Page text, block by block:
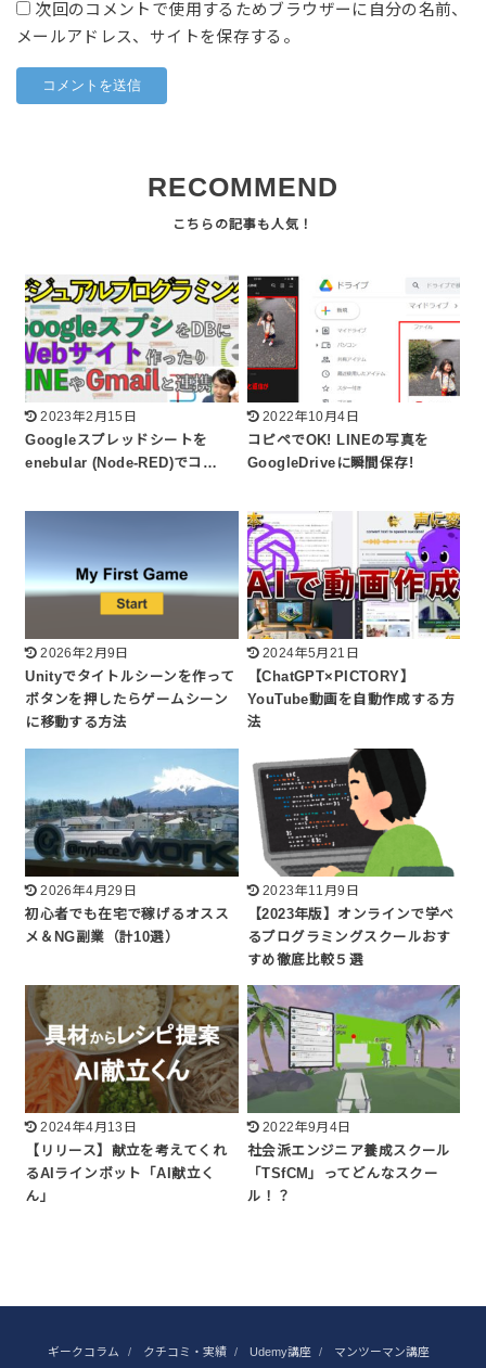
次回のコメントで使用するためブラウザーに自分の名前、
メールアドレス、サイトを保存する。
RECOMMEND
2023年2月15日
Googleスプレッドシートを
enebular (Node-RED)でコ…
2022年10月4日
コピペでOK! LINEの写真を
GoogleDriveに瞬間保存!
2026年2月9日
Unityでタイトルシーンを作って
ボタンを押したらゲームシーン
に移動する方法
2024年5月21日
【ChatGPT×PICTORY】
YouTube動画を自動作成する方
法
2026年4月29日
初心者でも在宅で稼げるオスス
メ＆NG副業（計10選）
2023年11月9日
【2023年版】オンラインで学べ
るプログラミングスクールおす
すめ徹底比較５選
2024年4月13日
【リリース】献立を考えてくれ
るAIラインボット「AI献立く
ん」
2022年9月4日
社会派エンジニア養成スクール
「TSfCM」ってどんなスクー
ル！？
ギークコラム クチコミ・実績 Udemy講座 マンツーマン講座